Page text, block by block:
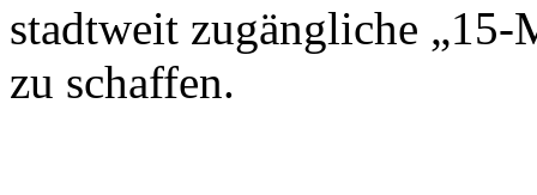
stadtweit zugängliche
zu schaffen.